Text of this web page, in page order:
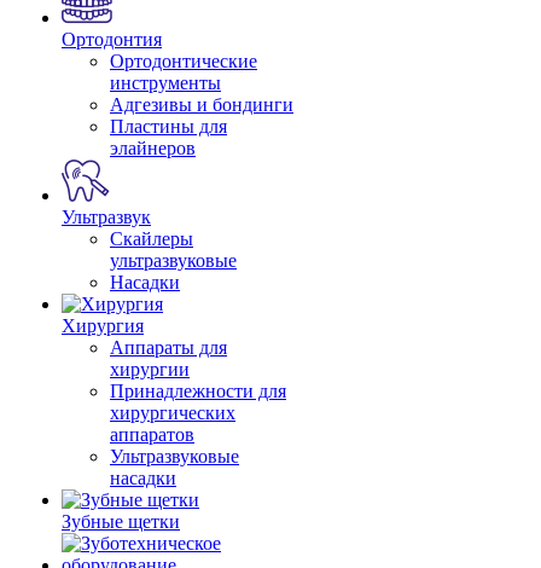
Ортодонтия
Ортодонтические
инструменты
Адгезивы и бондинги
Пластины для
элайнеров
Ультразвук
Скайлеры
ультразвуковые
Насадки
Хирургия
Аппараты для
хирургии
Принадлежности для
хирургических
аппаратов
Ультразвуковые
насадки
Зубные щетки